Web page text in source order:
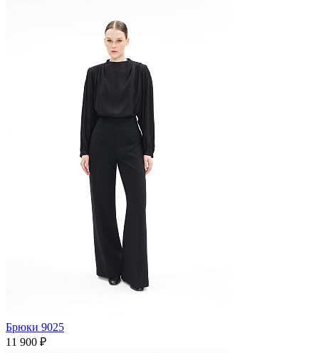
Брюки 9025
11 900 ₽